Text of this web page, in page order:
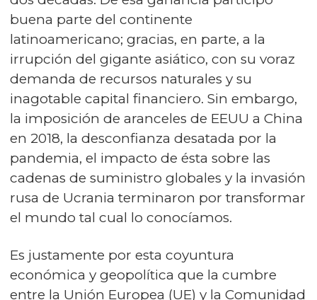
buena parte del continente
latinoamericano; gracias, en parte, a la
irrupción del gigante asiático, con su voraz
demanda de recursos naturales y su
inagotable capital financiero. Sin embargo,
la imposición de aranceles de EEUU a China
en 2018, la desconfianza desatada por la
pandemia, el impacto de ésta sobre las
cadenas de suministro globales y la invasión
rusa de Ucrania terminaron por transformar
el mundo tal cual lo conocíamos.
Es justamente por esta coyuntura
económica y geopolítica que la cumbre
entre la Unión Europea (UE) y la Comunidad